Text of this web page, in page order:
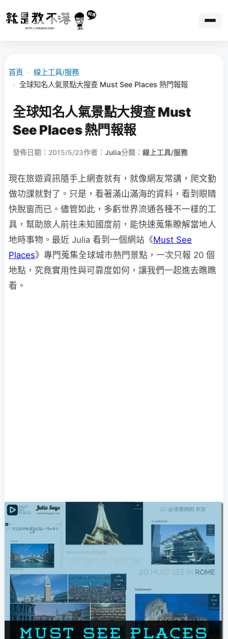
首頁 › 線上工具/服務
› 全球知名人氣景點大搜查 Must See Places 熱門報報
全球知名人氣景點大搜查 Must
See Places 熱門報報
發佈日期：2015/5/23作者： Julia分類： 線上工具/服務
現在旅遊資訊隨手上網查就有，就像網友常講，爬文勤
做功課就對了。只是，看著滿山滿海的資料，看到眼睛
快脫窗而已。儘管如此，多虧世界流通各種不一樣的工
具，幫助旅人前往未知國度前，能快速蒐集瞭解當地人
地時事物。最近 Julia 看到一個網站《Must See
Places》專門蒐集全球城市熱門景點，一次只報 20 個
地點，究竟實用性與可靠度如何，讓我們一起進去瞧瞧
看。